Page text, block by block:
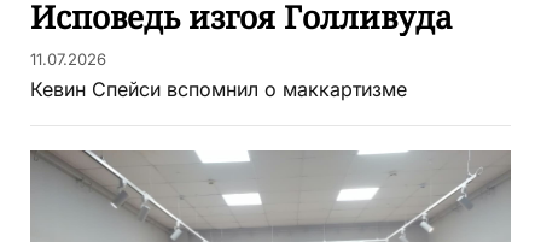
Исповедь изгоя Голливуда
11.07.2026
Кевин Спейси вспомнил о маккартизме